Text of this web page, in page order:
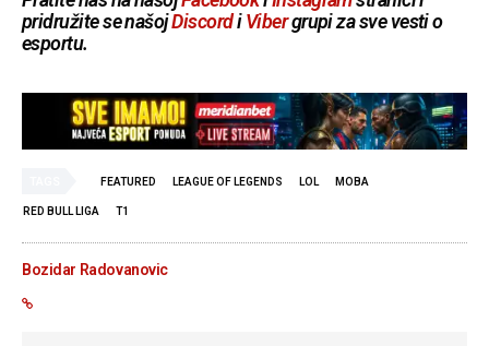
pridružite se našojDiscordiVibergrupi za sve vesti o
esportu.
FEATURED LEAGUE OF LEGENDS LOL MOBA
RED BULL LIGA T1
Bozidar Radovanovic